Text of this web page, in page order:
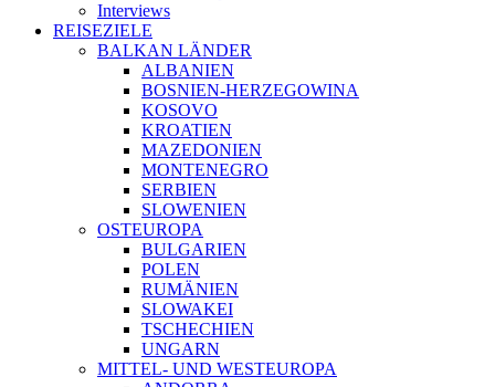
Interviews
REISEZIELE
BALKAN LÄNDER
ALBANIEN
BOSNIEN-HERZEGOWINA
KOSOVO
KROATIEN
MAZEDONIEN
MONTENEGRO
SERBIEN
SLOWENIEN
OSTEUROPA
BULGARIEN
POLEN
RUMÄNIEN
SLOWAKEI
TSCHECHIEN
UNGARN
MITTEL- UND WESTEUROPA